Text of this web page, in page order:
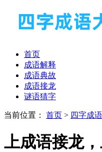
首页
成语解释
成语典故
成语接龙
谜语猜字
当前位置： 首页 > 四字成
上成语接龙